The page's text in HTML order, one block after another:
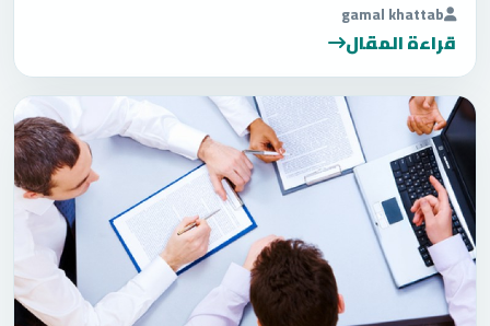
gamal khattab
قراءة المقال